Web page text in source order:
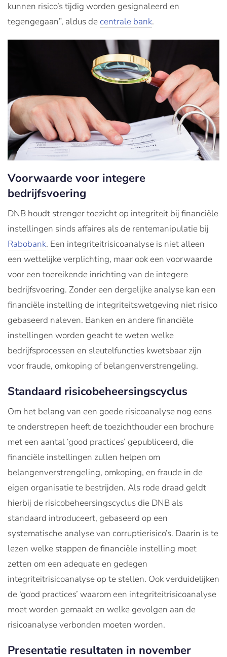
kunnen risico’s tijdig worden gesignaleerd en
tegengegaan”, aldus decentrale bank.
Voorwaarde voor integere
bedrijfsvoering
DNB houdt strenger toezicht op integriteit bij financiële
instellingen sinds affaires als de rentemanipulatie bij
Rabobank. Een integriteitrisicoanalyse is niet alleen
een wettelijke verplichting, maar ook een voorwaarde
voor een toereikende inrichting van de integere
bedrijfsvoering. Zonder een dergelijke analyse kan een
financiële instelling de integriteitswetgeving niet risico
gebaseerd naleven. Banken en andere financiële
instellingen worden geacht te weten welke
bedrijfsprocessen en sleutelfuncties kwetsbaar zijn
voor fraude, omkoping of belangenverstrengeling.
Standaard risicobeheersingscyclus
Om het belang van een goede risicoanalyse nog eens
te onderstrepen heeft de toezichthouder een brochure
met een aantal ‘good practices’ gepubliceerd, die
financiële instellingen zullen helpen om
belangenverstrengeling, omkoping, en fraude in de
eigen organisatie te bestrijden. Als rode draad geldt
hierbij de risicobeheersingscyclus die DNB als
standaard introduceert, gebaseerd op een
systematische analyse van corruptierisico’s. Daarin is te
lezen welke stappen de financiële instelling moet
zetten om een adequate en gedegen
integriteitrisicoanalyse op te stellen. Ook verduidelijken
de ‘good practices’ waarom een integriteitrisicoanalyse
moet worden gemaakt en welke gevolgen aan de
risicoanalyse verbonden moeten worden.
Presentatie resultaten in november